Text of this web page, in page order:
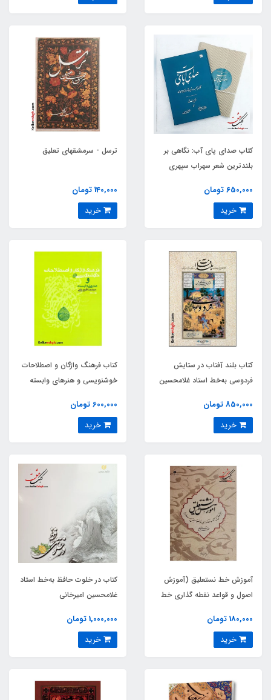
کتاب صدای پای آب: نگاهی بر
بلندترین شعر سهراب سپهری
650,000 تومان
ترسل - سرمشقهای تعلیق
140,000 تومان
کتاب بلند آفتاب در ستایش
فردوسی به‌خط استاد غلامحسین
850,000 تومان
کتاب فرهنگ واژگان و اصطلاحات
خوشنویسی و هنرهای وابسته
600,000 تومان
آموزش خط نستعلیق (آموزش
اصول و قواعد نقطه گذاری خط
180,000 تومان
کتاب در خلوت حافظ به‌خط استاد
غلامحسین امیرخانی
1,000,000 تومان